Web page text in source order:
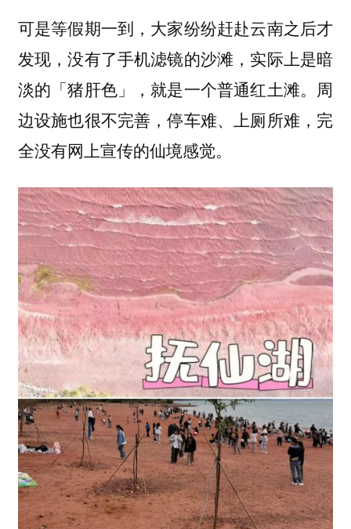
可是等假期一到，大家纷纷赶赴云南之后才
发现，没有了手机滤镜的沙滩，实际上是暗
淡的「猪肝色」，就是一个普通红土滩。周
边设施也很不完善，停车难、上厕所难，完
全没有网上宣传的仙境感觉。